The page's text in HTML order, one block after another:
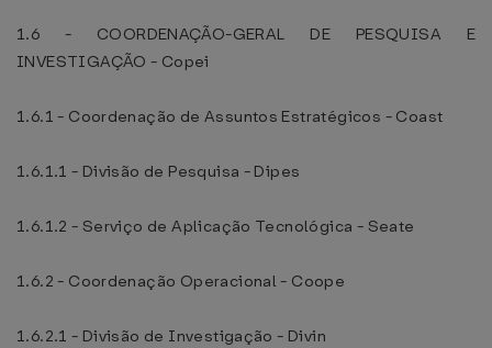
1.6 - COORDENAÇÃO-GERAL DE PESQUISA E
INVESTIGAÇÃO - Copei
1.6.1 - Coordenação de Assuntos Estratégicos - Coast
1.6.1.1 - Divisão de Pesquisa - Dipes
1.6.1.2 - Serviço de Aplicação Tecnológica - Seate
1.6.2 - Coordenação Operacional - Coope
1.6.2.1 - Divisão de Investigação - Divin